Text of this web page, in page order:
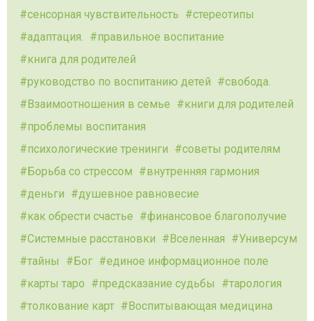
сенсорная чувствительность
стереотипы
адаптация.
правильное воспитание
книга для родителей
руководство по воспитанию детей
свобода.
Взаимоотношения в семье
книги для родителей
проблемы воспитания
психологические тренинги
советы родителям
Борьба со стрессом
внутренняя гармония
деньги
душевное равновесие
как обрести счастье
финансовое благополучие
Системные расстановки
Вселенная
Универсум
тайны
Бог
единое информационное поле
карты таро
предсказание судьбы
тарология
толкование карт
Воспитывающая медицина